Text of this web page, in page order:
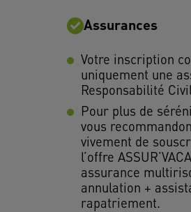
Assurances
Votre inscription
uniquement une
Responsabilité
Pour plus de
vous
vivement de
l’offre
assurance
annulation +
rapatriement.